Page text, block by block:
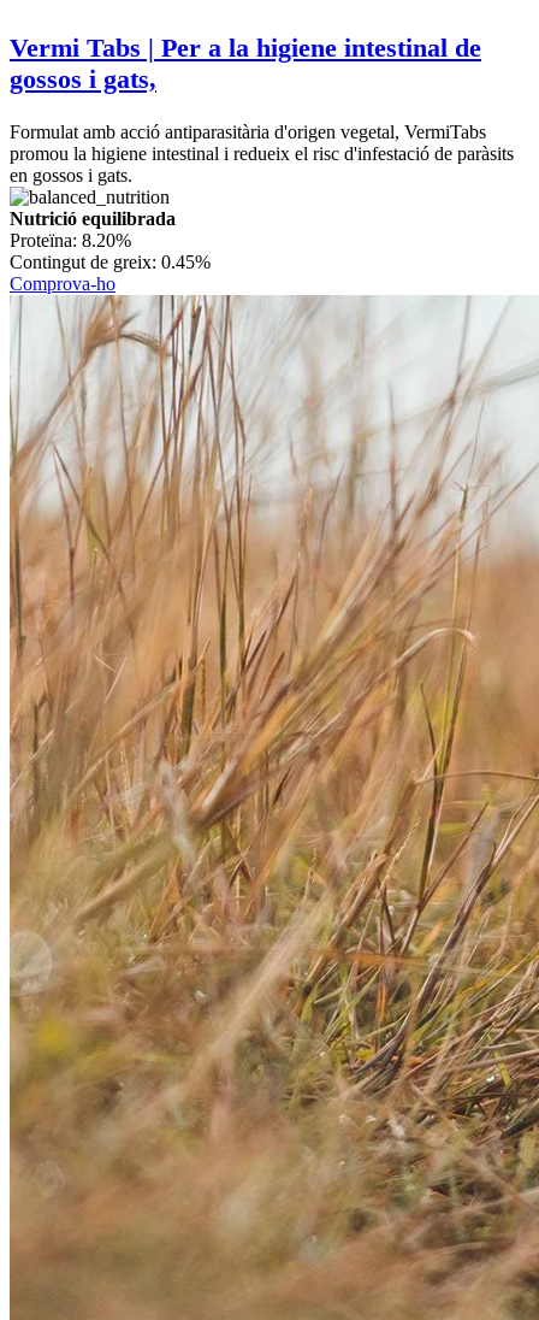
Vermi Tabs | Per a la higiene intestinal de
gossos i gats,
Formulat amb acció antiparasitària d'origen vegetal, VermiTabs
promou la higiene intestinal i redueix el risc d'infestació de paràsits
en gossos i gats.
Nutrició equilibrada
Proteïna: 8.20%
Contingut de greix: 0.45%
Comprova-ho